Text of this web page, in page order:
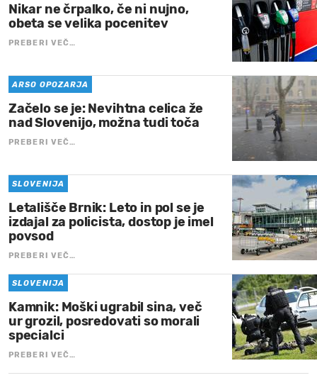
Nikar ne črpalko, če ni nujno,
obeta se velika pocenitev
PREBERI VEČ…
ARSO OPOZARJA
Začelo se je: Nevihtna celica že
nad Slovenijo, možna tudi toča
PREBERI VEČ…
SLOVENIJA
Letališče Brnik: Leto in pol se je
izdajal za policista, dostop je imel
povsod
PREBERI VEČ…
SLOVENIJA
Kamnik: Moški ugrabil sina, več
ur grozil, posredovati so morali
specialci
PREBERI VEČ…